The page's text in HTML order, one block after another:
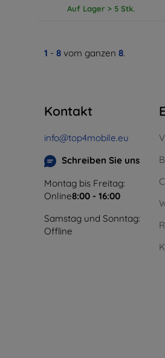
Auf Lager > 5 Stk.
1 - 8 vom ganzen 8.
Kontakt
info@top4mobile.eu
Schreiben Sie uns
Montag bis Freitag:
Online8:00 - 16:00
Samstag und Sonntag:
Offline